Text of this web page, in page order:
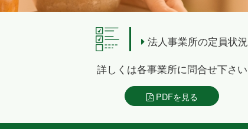
法人事業所の定員状況
詳しくは各事業所に問合せ下さい
PDFを見る